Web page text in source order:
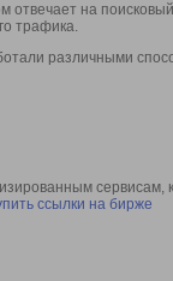
на
трафика.
различными
ссылки на бирже